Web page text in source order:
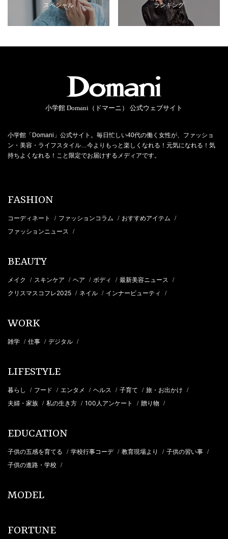
スペシャル ランキング
小学館 Domani（ドマーニ） 公式ウェブサイト
小学館「Domani」公式サイト。毎日忙しい40代の働く女性が、ファッショ
ン・美容・ライフスタイル…今よりもっと楽しくなれる！元気になれる！気
持ちよくなれる！こと限定でお届けするメディアです。
FASHION
コーディネート / ファッションコラム / おすすめアイテム /
ファッションニュース /
BEAUTY
メイク / スキンケア / ヘア / ボディ / 最新美容ニュース /
クリスマスコフレ2025 / ネイル / インナービューティ /
WORK
雑学 / 仕事 / デジタル /
LIFESTYLE
暮らし / フード / エンタメ / ヘルス / 子育て / 旅・お出かけ /
夫婦・家族 / 私の生き方 / 100人アンケート / 贈り物 /
EDUCATION
子供の五感を育てる / 学校行事コーデ / 教育現場より / 子供の習い事 /
子供の進路・学校 /
MODEL
FORTUNE